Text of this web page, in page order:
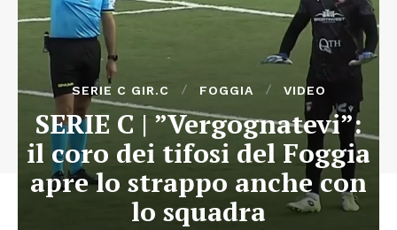
SERIE C GIR.C FOGGIA VIDEO
SERIE C | ”Vergognatevi”:
il coro dei tifosi del Foggia
apre lo strappo anche con
lo squadra